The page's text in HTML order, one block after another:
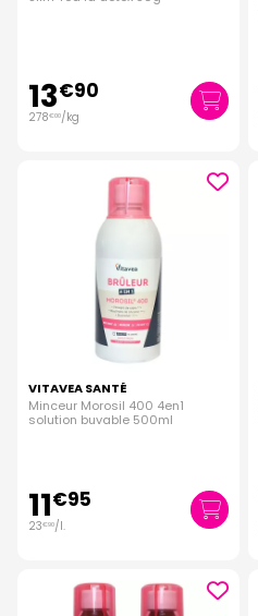
13€90
278€00/kg
VITAVEA SANTÉ
Minceur Morosil 400 4en1
solution buvable 500ml
11€95
23€90/l.